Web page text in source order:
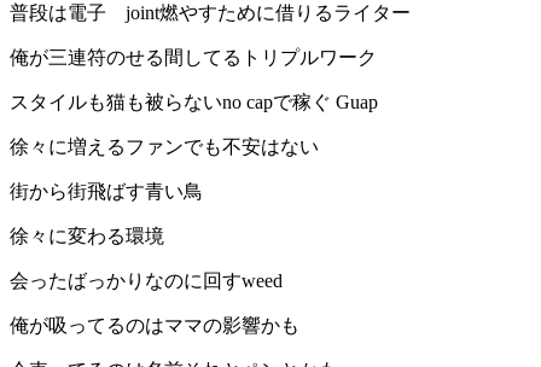
普段は電子 joint燃やすために借りるライター
俺が三連符のせる間してるトリプルワーク
スタイルも猫も被らないno capで稼ぐ Guap
徐々に増えるファンでも不安はない
街から街飛ばす青い鳥
徐々に変わる環境
会ったばっかりなのに回すweed
俺が吸ってるのはママの影響かも